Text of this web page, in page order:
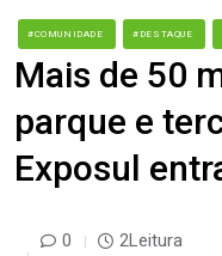
#COMUNIDADE #DESTAQUE
Mais de 50
parque e
Exposul
0 2Leitura